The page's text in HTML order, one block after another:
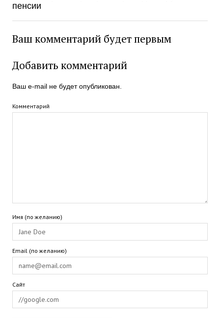
пенсии
Ваш комментарий будет первым
Добавить комментарий
Ваш e-mail не будет опубликован.
Комментарий
Имя (по желанию)
Email (по желанию)
Сайт